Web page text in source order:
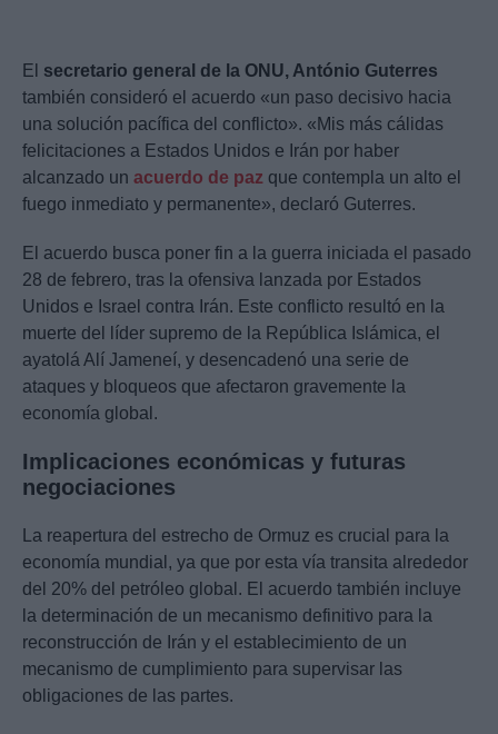
El secretario general de la ONU, António Guterres
también consideró el acuerdo «un paso decisivo hacia
una solución pacífica del conflicto». «Mis más cálidas
felicitaciones a Estados Unidos e Irán por haber
alcanzado un acuerdo de paz que contempla un alto el
fuego inmediato y permanente», declaró Guterres.
El acuerdo busca poner fin a la guerra iniciada el pasado
28 de febrero, tras la ofensiva lanzada por Estados
Unidos e Israel contra Irán. Este conflicto resultó en la
muerte del líder supremo de la República Islámica, el
ayatolá Alí Jameneí, y desencadenó una serie de
ataques y bloqueos que afectaron gravemente la
economía global.
Implicaciones económicas y futuras
negociaciones
La reapertura del estrecho de Ormuz es crucial para la
economía mundial, ya que por esta vía transita alrededor
del 20% del petróleo global. El acuerdo también incluye
la determinación de un mecanismo definitivo para la
reconstrucción de Irán y el establecimiento de un
mecanismo de cumplimiento para supervisar las
obligaciones de las partes.